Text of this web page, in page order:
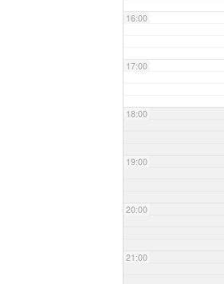
16:00
17:00
18:00
19:00
20:00
21:00